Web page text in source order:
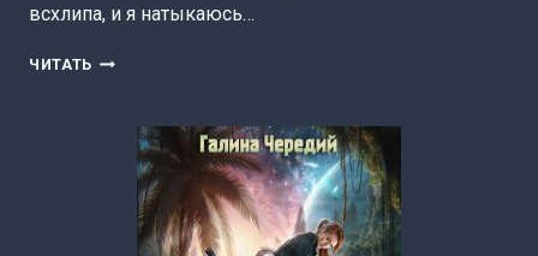
всхлипа, и я натыкаюсь…
ЧИТАТЬ МУЖЬЯ
ПОСЛЕДНЯЯ
НАДЕЖДА
ЗЕМЛИ
(ДИАНЕЛЛА